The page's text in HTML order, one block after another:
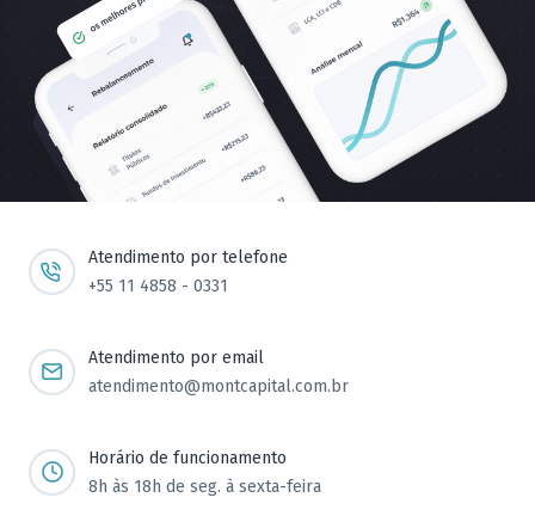
Atendimento por telefone
+55 11 4858 - 0331
Atendimento por email
atendimento@montcapital.com.br
Horário de funcionamento
8h às 18h de seg. à sexta-feira